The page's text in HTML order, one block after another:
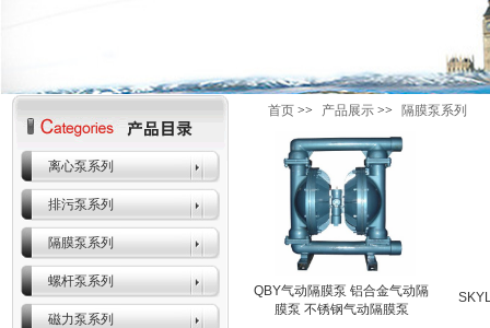
离心泵系列
排污泵系列
隔膜泵系列
螺杆泵系列
磁力泵系列
首页 >> 产品展示 >> 隔膜泵系列
QBY气动隔膜泵 铝合金气动隔
膜泵 不锈钢气动隔膜泵